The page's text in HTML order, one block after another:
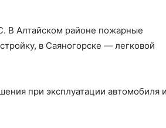
В Алтайском районе пожарные
в Саяногорске — легковой
при эксплуатации автомобиля и